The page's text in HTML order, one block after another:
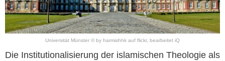
Universität Münster © by harmishhk auf flickr, bearbeitet iQ
Die Institutionalisierung der islamischen Theologie als